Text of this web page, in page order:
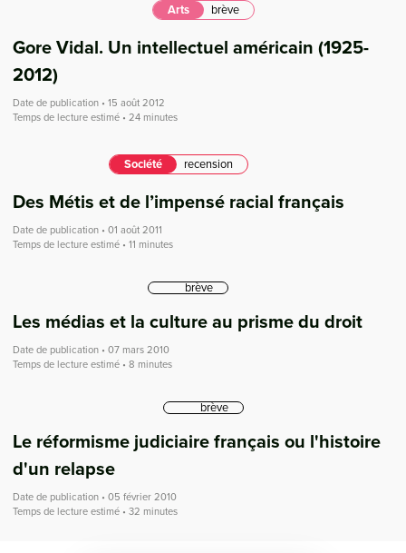
Arts brève
Gore Vidal. Un intellectuel américain (1925-
2012)
Date de publication • 15 août 2012
Temps de lecture estimé • 24 minutes
Société recension
Des Métis et de l’impensé racial français
Date de publication • 01 août 2011
Temps de lecture estimé • 11 minutes
brève
Les médias et la culture au prisme du droit
Date de publication • 07 mars 2010
Temps de lecture estimé • 8 minutes
brève
Le réformisme judiciaire français ou l'histoire
d'un relapse
Date de publication • 05 février 2010
Temps de lecture estimé • 32 minutes